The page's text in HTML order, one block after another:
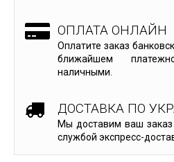
ОПЛАТА ОНЛАЙН
Оплатите заказ
ближайшем
наличными.
ДОСТАВКА ПО
Мы доставим ваш
службой экспресс-